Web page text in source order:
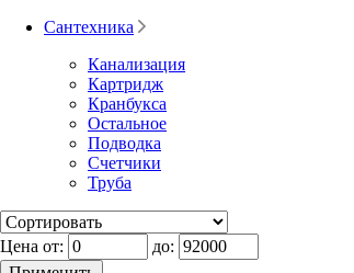
Сантехника
Канализация
Картридж
Кранбукса
Остальное
Подводка
Счетчики
Труба
Цена от: до: